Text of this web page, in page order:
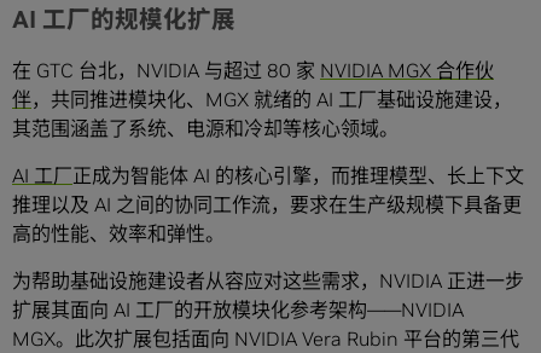
AI 工厂的规模化扩展
在 GTC 台北，NVIDIA 与超过 80 家 NVIDIA MGX 合作伙
伴，共同推进模块化、MGX 就绪的 AI 工厂基础设施建设，
其范围涵盖了系统、电源和冷却等核心领域。
AI 工厂正成为智能体 AI 的核心引擎，而推理模型、长上下文
推理以及 AI 之间的协同工作流，要求在生产级规模下具备更
高的性能、效率和弹性。
为帮助基础设施建设者从容应对这些需求，NVIDIA 正进一步
扩展其面向 AI 工厂的开放模块化参考架构——NVIDIA
MGX。此次扩展包括面向 NVIDIA Vera Rubin 平台的第三代